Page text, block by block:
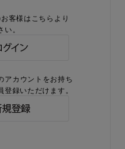
客様はこちらより
い。
アカウントをお持ち
登録いただけます。